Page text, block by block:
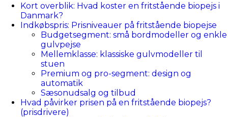
Kort overblik: Hvad koster en fritstående biopejs i
Danmark?
Indkøbspris: Prisniveauer på fritstående biopejse
Budgetsegment: små bordmodeller og enkle
gulvpejse
Mellemklasse: klassiske gulvmodeller til
stuen
Premium og pro-segment: design og
automatik
Sæsonudsalg og tilbud
Hvad påvirker prisen på en fritstående biopejs?
(prisdrivere)